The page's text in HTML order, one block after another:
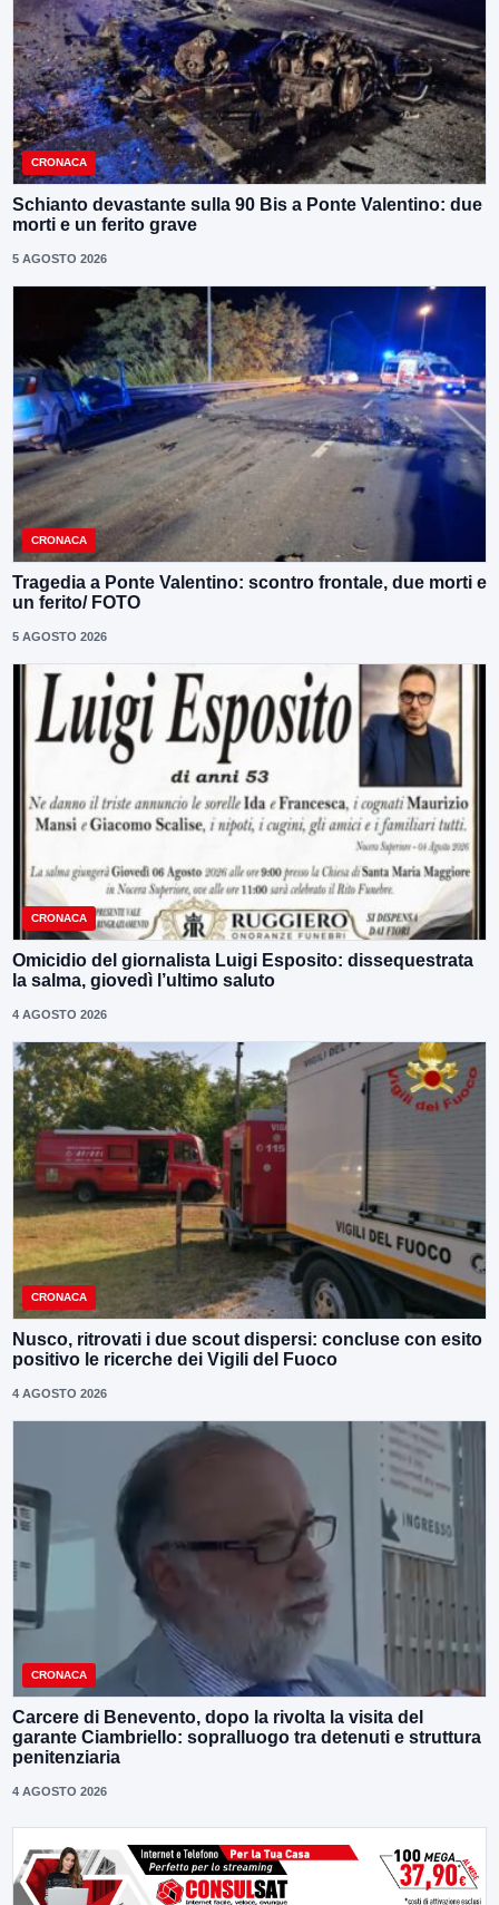
CRONACA
Schianto devastante sulla 90 Bis a Ponte Valentino: due
morti e un ferito grave
5 AGOSTO 2026
CRONACA
Tragedia a Ponte Valentino: scontro frontale, due morti e
un ferito/ FOTO
5 AGOSTO 2026
CRONACA
Omicidio del giornalista Luigi Esposito: dissequestrata
la salma, giovedì l’ultimo saluto
4 AGOSTO 2026
CRONACA
Nusco, ritrovati i due scout dispersi: concluse con esito
positivo le ricerche dei Vigili del Fuoco
4 AGOSTO 2026
CRONACA
Carcere di Benevento, dopo la rivolta la visita del
garante Ciambriello: sopralluogo tra detenuti e struttura
penitenziaria
4 AGOSTO 2026